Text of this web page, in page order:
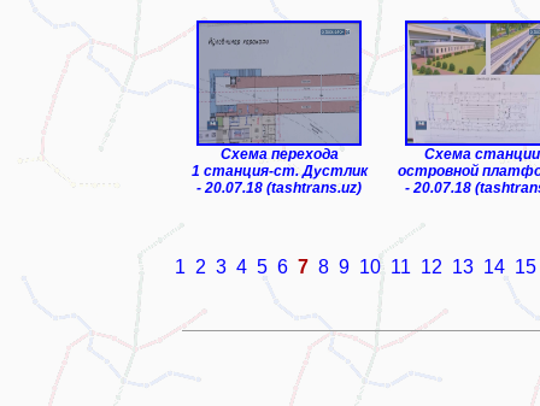
Схема перехода
1 станция-ст. Дустлик
- 20.07.18 (tashtrans.uz)
Схема
островной
- 20.07.18
1 2 3 4 5 6 7 8 9 10 11 12 13 14 15